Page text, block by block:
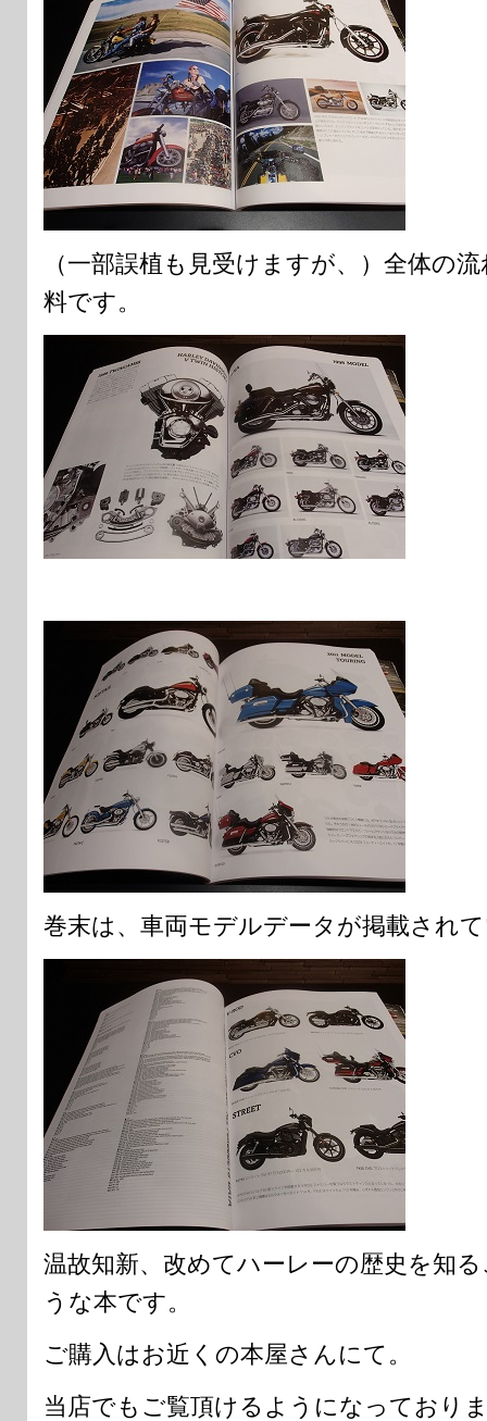
（一部誤植も見受けますが、）全体の
料です。
巻末は、車両モデルデータが掲載され
温故知新、改めてハーレーの歴史を知
うな本です。
ご購入はお近くの本屋さんにて。
当店でもご覧頂けるようになっており